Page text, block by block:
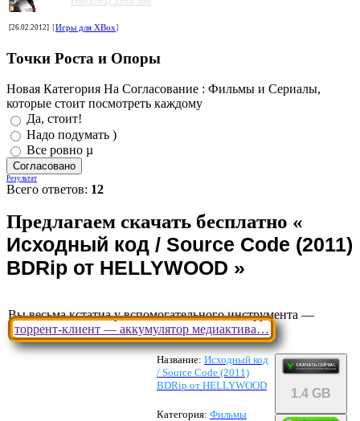
[26.02.2012] [Игры для XBox]
Точки Роста и Опоры
Новая Категория На Согласование : Фильмы и Сериалы,
которые стоит посмотреть каждому
Да, стоит!
Надо подумать )
Все ровно µ
Результат
Всего ответов: 12
Вы весьма кстатиа у вспомогательного инструмента —
торрент-клиент — аккумулятор медиактива…
Название: Исходный код
/ Source Code (2011)
BDRip от HELLYWOOD
1.4 GB
Категория: Фильмы